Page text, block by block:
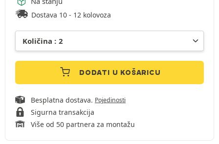
Dostava 10 - 12 kolovoza
DODATI U KOŠARICU
Besplatna dostava. Pojedinosti
Sigurna transakcija
Više od 50 partnera za montažu